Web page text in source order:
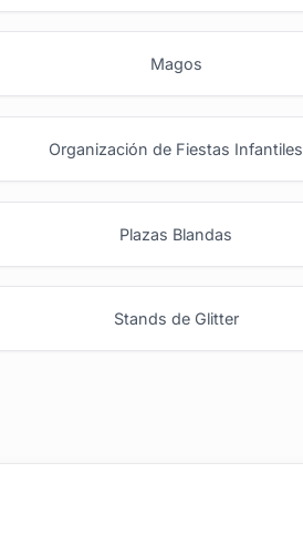
Magos
Organización de Fiestas Infantiles
Plazas Blandas
Stands de Glitter